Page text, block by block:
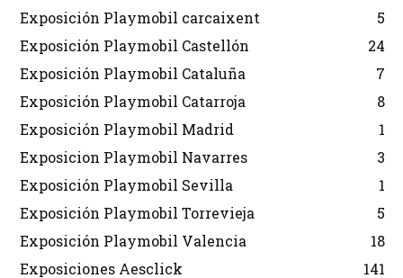
Exposición Playmobil carcaixent
5
Exposición Playmobil Castellón
24
Exposición Playmobil Cataluña
7
Exposición Playmobil Catarroja
8
Exposición Playmobil Madrid
1
Exposicion Playmobil Navarres
3
Exposición Playmobil Sevilla
1
Exposición Playmobil Torrevieja
5
Exposición Playmobil Valencia
18
Exposiciones Aesclick
141